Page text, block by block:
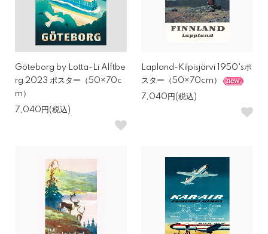
Göteborg by Lotta-Li Alftbe
rg 2023 ポスター（50×70c
m）
7,040円(税込)
Lapland-Kilpisjärvi 1950'sポ
スター（50×70cm）
7,040円(税込)